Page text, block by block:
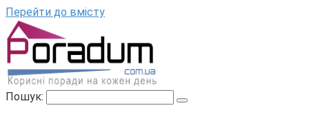
Перейти до вмісту
Пошук: